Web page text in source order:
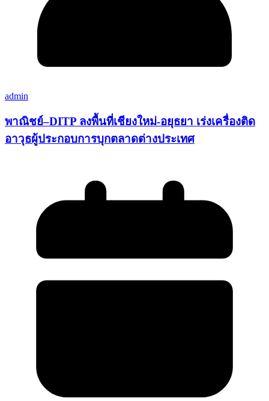
admin
พาณิชย์–DITP ลงพื้นที่เชียงใหม่-อยุธยา เร่งเครื่องติด
อาวุธผู้ประกอบการบุกตลาดต่างประเทศ